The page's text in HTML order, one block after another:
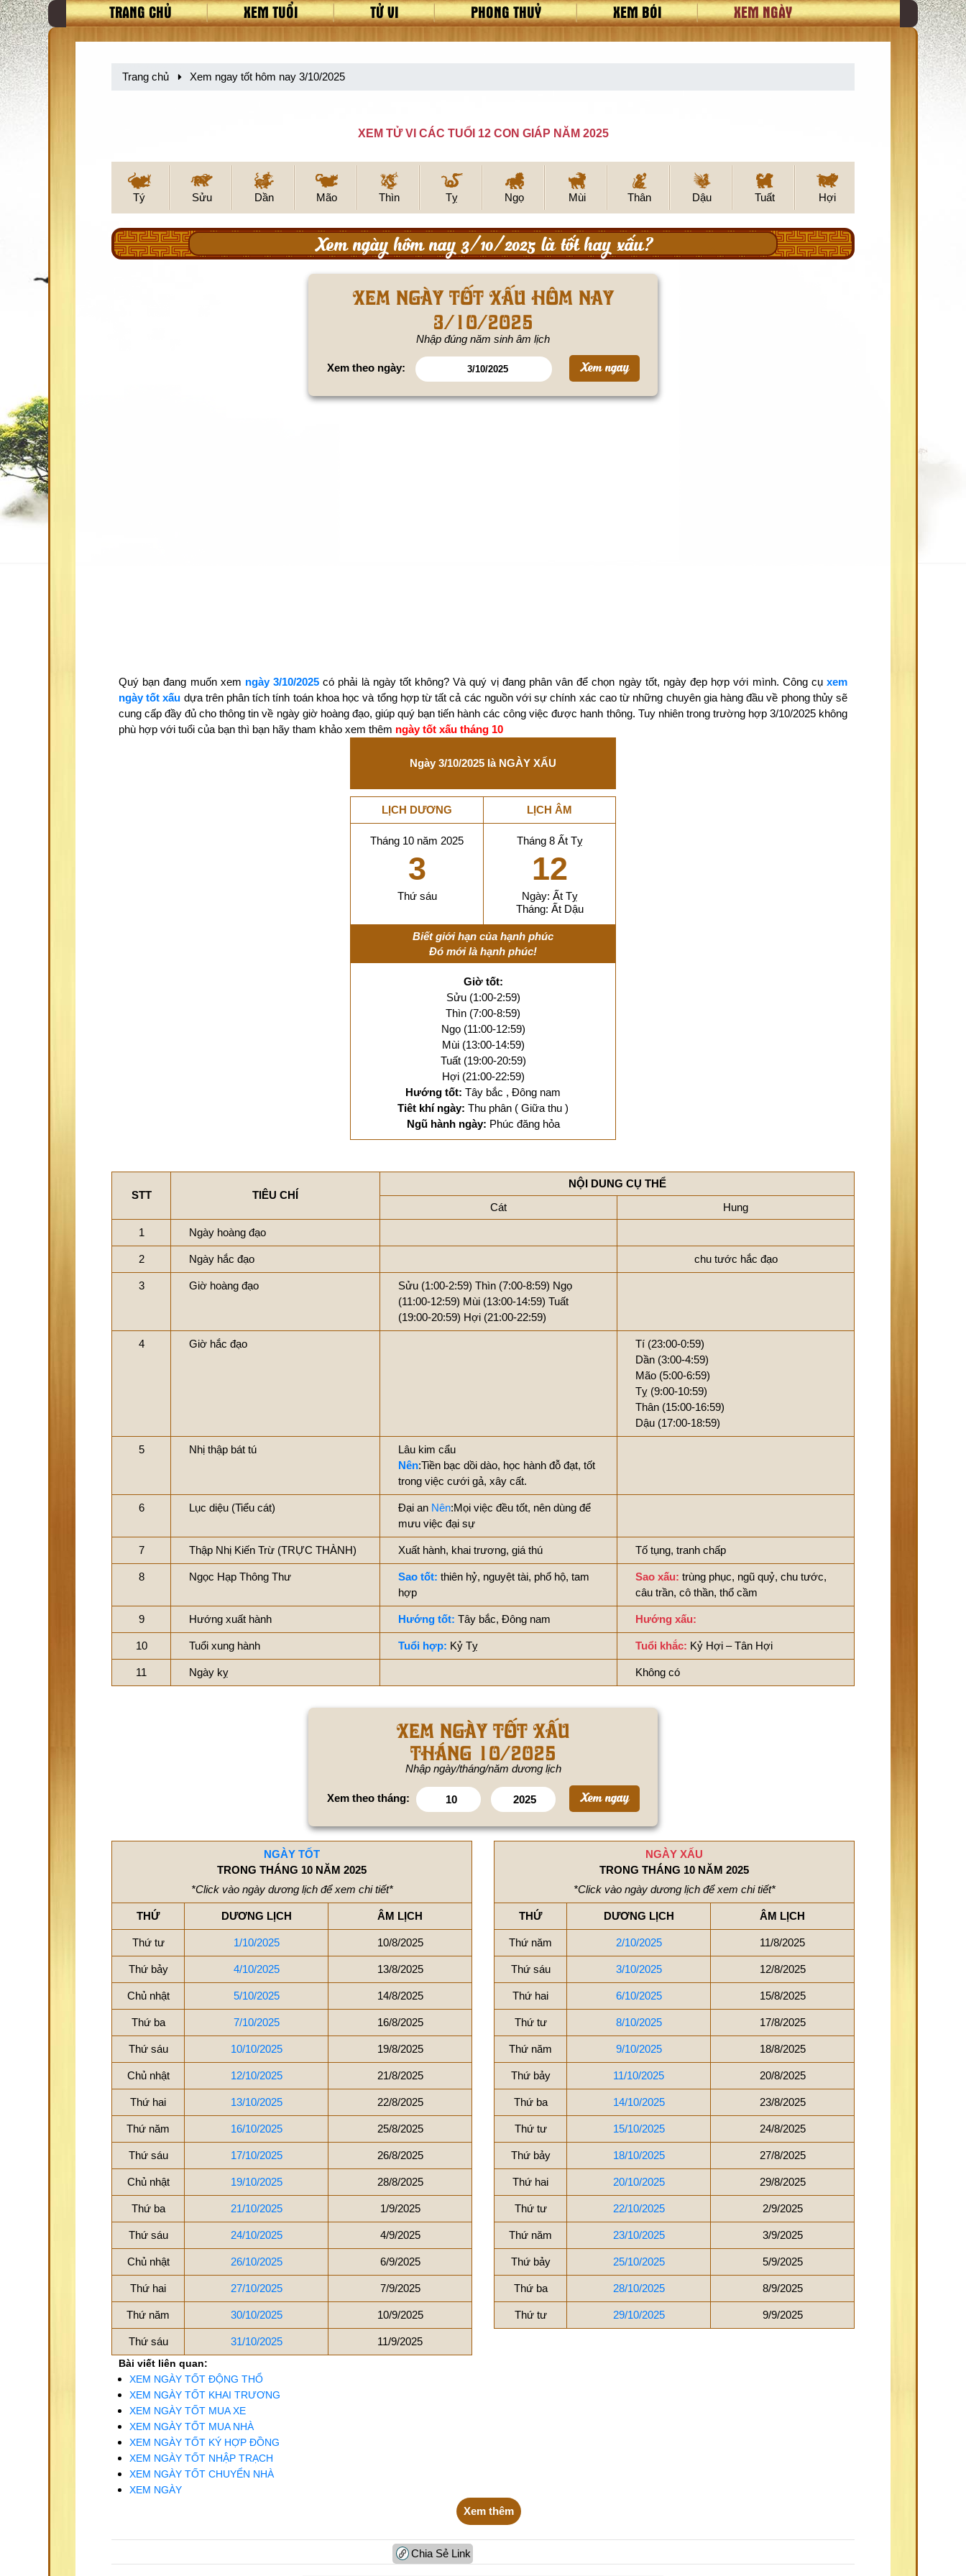
TRANG CHỦ XEM TUỔI TỬ VI PHONG THUỶ XEM BÓI XEM NGÀY
Trang chủ Xem ngay tốt hôm nay 3/10/2025
XEM TỬ VI CÁC TUỔI 12 CON GIÁP NĂM 2025
Tý Sửu Dần Mão Thìn Tỵ Ngọ Mùi Thân Dậu Tuất Hợi
Xem ngày hôm nay 3/10/2025 là tốt hay xấu?
Xem ngày tốt xấu hôm nay
3/10/2025
Nhập đúng năm sinh âm lịch
Xem theo ngày:
Quý bạn đang muốn xem ngày 3/10/2025 có phải là ngày tốt không? Và quý vị đang phân vân để chọn ngày tốt, ngày đẹp hợp với mình. Công cụxem
ngày tốt xấu dựa trên phân tích tính toán khoa học và tổng hợp từ tất cả các nguồn với sự chính xác cao từ những chuyên gia hàng đầu về phong thủy sẽ
cung cấp đầy đủ cho thông tin về ngày giờ hoàng đạo, giúp quý bạn tiến hành các công việc được hanh thông. Tuy nhiên trong trường hợp 3/10/2025 không
phù hợp với tuổi của bạn thì bạn hãy tham khảo xem thêm ngày tốt xấu tháng 10
Ngày 3/10/2025 là NGÀY XẤU
LỊCH DƯƠNG LỊCH ÂM
Tháng 10 năm 2025
3
Thứ sáu
Tháng 8 Ất Tỵ
12
Ngày: Ất Tỵ
Tháng: Ất Dậu
Biết giới hạn của hạnh phúc
Đó mới là hạnh phúc!
Giờ tốt:
Sửu (1:00-2:59)
Thìn (7:00-8:59)
Ngọ (11:00-12:59)
Mùi (13:00-14:59)
Tuất (19:00-20:59)
Hợi (21:00-22:59)
Hướng tốt: Tây bắc , Đông nam
Tiêt khí ngày: Thu phân ( Giữa thu )
Ngũ hành ngày: Phúc đăng hỏa
STT TIÊU CHÍ
NỘI DUNG CỤ THỂ
Cát
Hung
1 Ngày hoàng đạo
2 Ngày hắc đạo chu tước hắc đạo
3 Giờ hoàng đạo Sửu (1:00-2:59) Thìn (7:00-8:59) Ngọ
(11:00-12:59) Mùi (13:00-14:59) Tuất
(19:00-20:59) Hợi (21:00-22:59)
4 Giờ hắc đạo
Tí (23:00-0:59)
Dần (3:00-4:59)
Mão (5:00-6:59)
Tỵ (9:00-10:59)
Thân (15:00-16:59)
Dậu (17:00-18:59)
5 Nhị thập bát tú
Lâu kim cẩu
Nên:Tiền bạc dồi dào, học hành đỗ đạt, tốt
trong việc cưới gả, xây cất.
6 Lục diệu (Tiểu cát) Đại an Nên:Mọi việc đều tốt, nên dùng để
mưu việc đại sự
7 Thập Nhị Kiến Trừ (TRỰC THÀNH) Xuất hành, khai trương, giá thú Tố tụng, tranh chấp
8 Ngọc Hạp Thông Thư Sao tốt: thiên hỷ, nguyệt tài, phổ hộ, tam
hợp
Sao xấu: trùng phục, ngũ quỷ, chu tước,
câu trần, cô thần, thổ cầm
9 Hướng xuất hành Hướng tốt: Tây bắc, Đông nam Hướng xấu:
10 Tuổi xung hành Tuổi hợp: Kỷ Tỵ Tuổi khắc: Kỷ Hợi – Tân Hợi
11 Ngày kỵ Không có
Xem ngày tốt xấu
tháng 10/2025
Nhập ngày/tháng/năm dương lịch
Xem theo tháng:
NGÀY TỐT
TRONG THÁNG 10 NĂM 2025
*Click vào ngày dương lịch để xem chi tiết*
THỨ DƯƠNG LỊCH ÂM LỊCH
Thứ tư 1/10/2025 10/8/2025
Thứ bảy 4/10/2025 13/8/2025
Chủ nhật 5/10/2025 14/8/2025
Thứ ba 7/10/2025 16/8/2025
Thứ sáu 10/10/2025 19/8/2025
Chủ nhật 12/10/2025 21/8/2025
Thứ hai 13/10/2025 22/8/2025
Thứ năm 16/10/2025 25/8/2025
Thứ sáu 17/10/2025 26/8/2025
Chủ nhật 19/10/2025 28/8/2025
Thứ ba 21/10/2025 1/9/2025
Thứ sáu 24/10/2025 4/9/2025
Chủ nhật 26/10/2025 6/9/2025
Thứ hai 27/10/2025 7/9/2025
Thứ năm 30/10/2025 10/9/2025
Thứ sáu 31/10/2025 11/9/2025
NGÀY XẤU
TRONG THÁNG 10 NĂM 2025
*Click vào ngày dương lịch để xem chi tiết*
THỨ DƯƠNG LỊCH ÂM LỊCH
Thứ năm 2/10/2025 11/8/2025
Thứ sáu 3/10/2025 12/8/2025
Thứ hai 6/10/2025 15/8/2025
Thứ tư 8/10/2025 17/8/2025
Thứ năm 9/10/2025 18/8/2025
Thứ bảy 11/10/2025 20/8/2025
Thứ ba 14/10/2025 23/8/2025
Thứ tư 15/10/2025 24/8/2025
Thứ bảy 18/10/2025 27/8/2025
Thứ hai 20/10/2025 29/8/2025
Thứ tư 22/10/2025 2/9/2025
Thứ năm 23/10/2025 3/9/2025
Thứ bảy 25/10/2025 5/9/2025
Thứ ba 28/10/2025 8/9/2025
Thứ tư 29/10/2025 9/9/2025
Bài viết liên quan:
XEM NGÀY TỐT ĐỘNG THỔ
XEM NGÀY TỐT KHAI TRƯƠNG
XEM NGÀY TỐT MUA XE
XEM NGÀY TỐT MUA NHÀ
XEM NGÀY TỐT KÝ HỢP ĐỒNG
XEM NGÀY TỐT NHẬP TRẠCH
XEM NGÀY TỐT CHUYỂN NHÀ
XEM NGÀY
Xem thêm
Chia Sẻ Link